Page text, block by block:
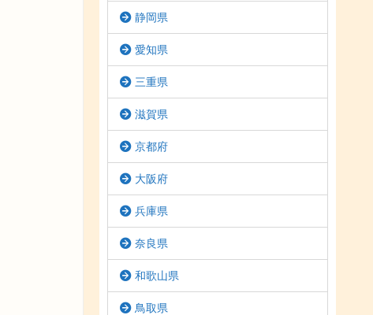
静岡県
愛知県
三重県
滋賀県
京都府
大阪府
兵庫県
奈良県
和歌山県
鳥取県